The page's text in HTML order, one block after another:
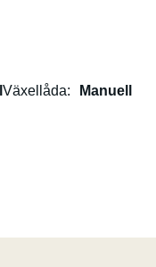
Växellåda
Manuell